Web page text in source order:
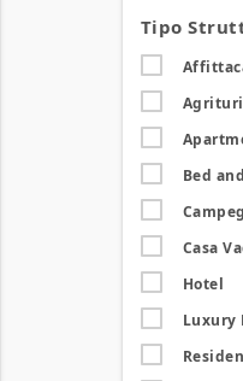
Tipo
Bed
Casa
Hotel
Luxury